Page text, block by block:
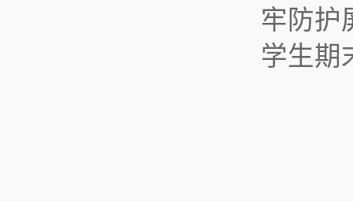
牢防护
学生期